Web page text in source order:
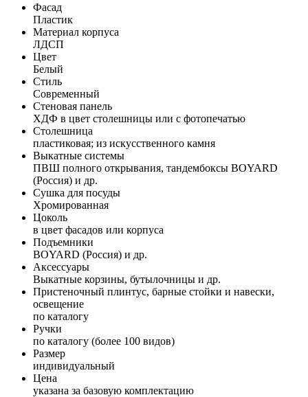
Фасад
Пластик
Материал корпуса
ЛДСП
Цвет
Белый
Стиль
Современный
Стеновая панель
ХДФ в цвет столешницы или с фотопечатью
Столешница
пластиковая; из искусственного камня
Выкатные системы
ПВШ полного открывания, тандембоксы BOYARD
(Россия) и др.
Сушка для посуды
Хромированная
Цоколь
в цвет фасадов или корпуса
Подъемники
BOYARD (Россия) и др.
Аксессуары
Выкатные корзины, бутылочницы и др.
Пристеночный плинтус, барные стойки и навески,
освещение
по каталогу
Ручки
по каталогу (более 100 видов)
Размер
индивидуальный
Цена
указана за базовую комплектацию